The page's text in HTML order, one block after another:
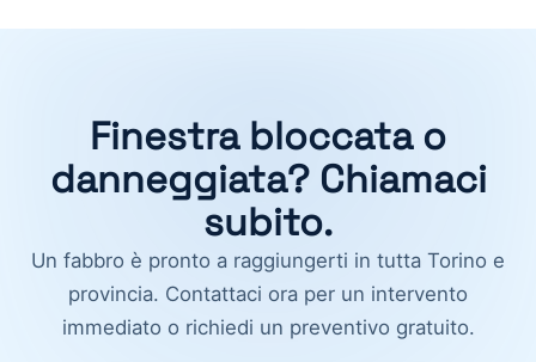
Finestra bloccata o
danneggiata? Chiamaci
subito.
Un fabbro è pronto a raggiungerti in tutta Torino e
provincia. Contattaci ora per un intervento
immediato o richiedi un preventivo gratuito.